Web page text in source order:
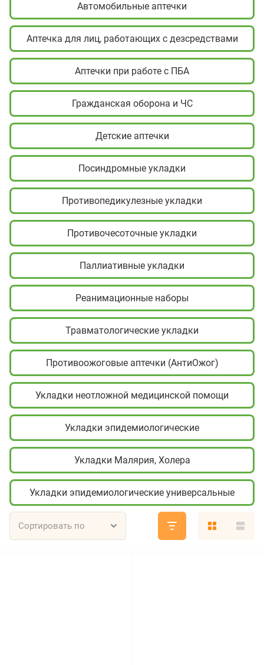
Автомобильные аптечки
Аптечка для лиц, работающих с дезсредствами
Аптечки при работе с ПБА
Гражданская оборона и ЧС
Детские аптечки
Посиндромные укладки
Противопедикулезные укладки
Противочесоточные укладки
Паллиативные укладки
Реанимационные наборы
Травматологические укладки
Противоожоговые аптечки (АнтиОжог)
Укладки неотложной медицинской помощи
Укладки эпидемиологические
Укладки Малярия, Холера
Укладки эпидемиологические универсальные
Сортировать по